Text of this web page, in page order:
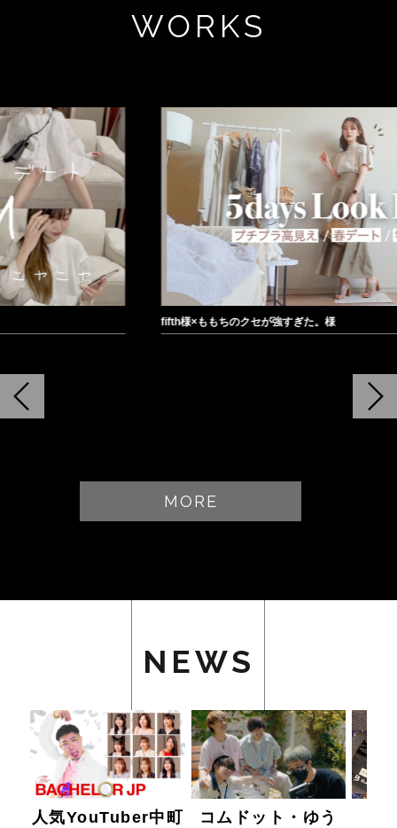
WORKS
fifth様×ももちのクセが強すぎた。様
MORE
NEWS
人気YouTuber中町
コムドット・ゆう